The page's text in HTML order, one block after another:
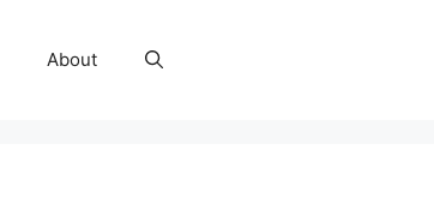
About